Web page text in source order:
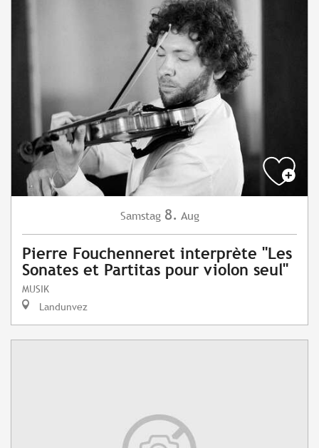
Samstag 8. Aug
Pierre Fouchenneret interprète "Les
Sonates et Partitas pour violon seul"
MUSIK
Landunvez